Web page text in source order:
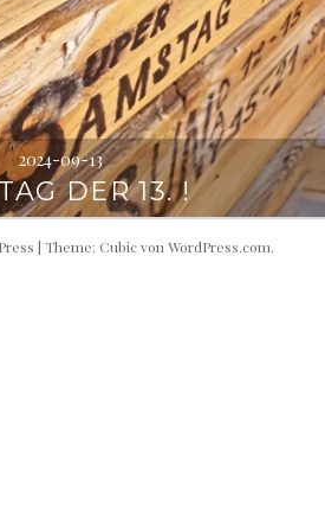
2024-09-13
DER 13. !
| Theme: Cubic von WordPress.com.